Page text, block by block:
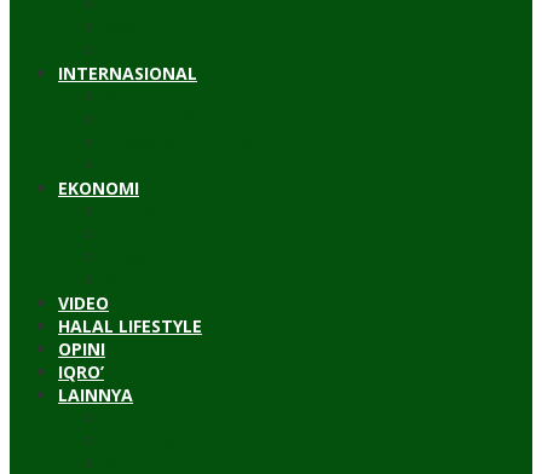
INTERNASIONAL
EKONOMI
VIDEO
HALAL LIFESTYLE
OPINI
IQRO’
LAINNYA